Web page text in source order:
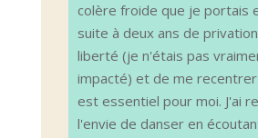
colère froide que je portais
suite à deux ans de
liberté (je n'étais pas
impacté) et de me
est essentiel pour moi. J'ai
l'envie de danser en